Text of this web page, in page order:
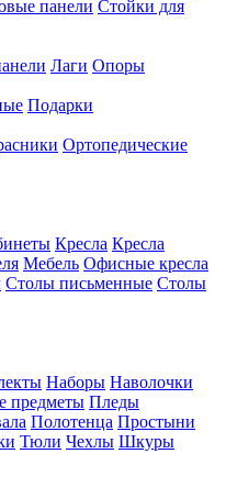
панели Стойки для
Лаги Опоры
Подарки
Ортопедические
Кресла Кресла
Мебель Офисные кресла
Столы письменные Столы
Наборы Наволочки
предметы Пледы
Полотенца Простыни
Тюли Чехлы Шкуры